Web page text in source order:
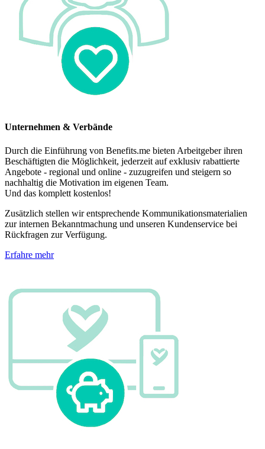
Unternehmen & Verbände
Durch die Einführung von Benefits.me bieten Arbeitgeber ihren
Beschäftigten die Möglichkeit, jederzeit auf exklusiv rabattierte
Angebote - regional und online - zuzugreifen und steigern so
nachhaltig die Motivation im eigenen Team.
Und das komplett kostenlos!
Zusätzlich stellen wir entsprechende Kommunikationsmaterialien
zur internen Bekanntmachung und unseren Kundenservice bei
Rückfragen zur Verfügung.
Erfahre mehr